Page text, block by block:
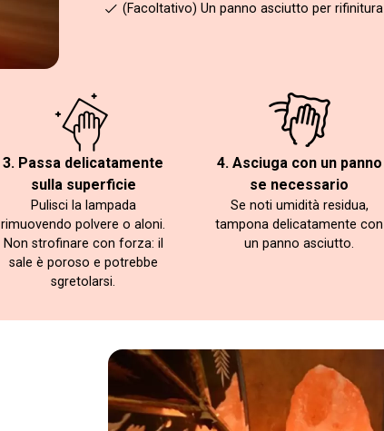
(Facoltativo) Un panno asciutto per rifinitura
3. Passa delicatamente
sulla superficie
Pulisci la lampada
rimuovendo polvere o aloni.
Non strofinare con forza: il
sale è poroso e potrebbe
sgretolarsi.
4. Asciuga con un panno
se necessario
Se noti umidità residua,
tampona delicatamente con
un panno asciutto.